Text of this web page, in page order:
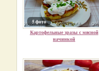
5 фото
Картофельные зразы с мясной
начинкой